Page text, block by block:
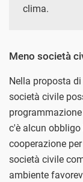
clima.
Meno società
Nella proposta
società civile
c'è alcun
cooperazione
società civile
ambiente